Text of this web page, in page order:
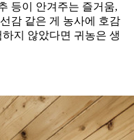
등이 안겨주는 즐거움,
감 같은 게 농사에 호감
지 않았다면 귀농은 생